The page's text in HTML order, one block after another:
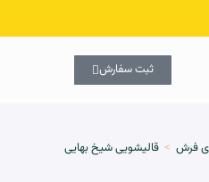
ثبت سفارش
فرش > قالیشویی شیخ بهایی